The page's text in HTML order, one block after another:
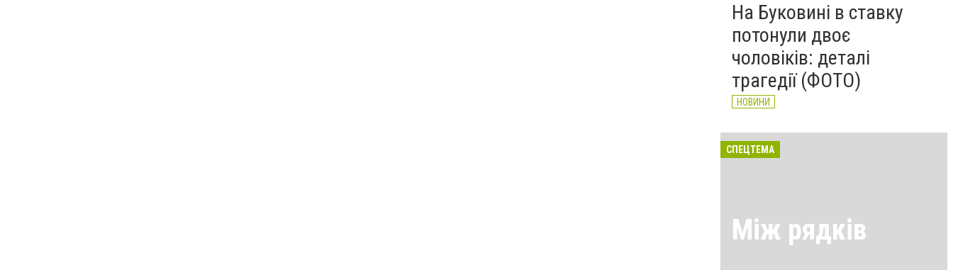
На Буковині в ставку
потонули двоє
чоловіків: деталі
трагедії (ФОТО)
НОВИНИ
СПЕЦТЕМА
Між рядків